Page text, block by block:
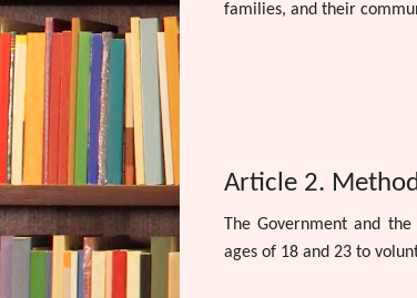
families, and their
Article 2.
The Government and
ages of 18 and 23 to